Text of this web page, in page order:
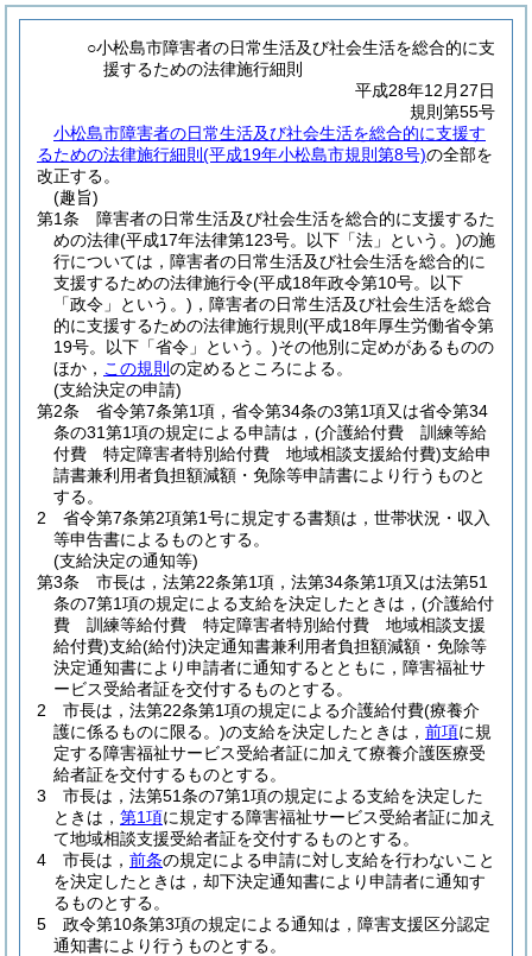
○小松島市障害者の日常生活及び社会生活を総合的に支
援するための法律施行細則
平成28年12月27日
規則第55号
小松島市障害者の日常生活及び社会生活を総合的に支援す
るための法律施行細則(平成19年小松島市規則第8号)の全部を
改正する。
(趣旨)
第1条
障害者の日常生活及び社会生活を総合的に支援するた
めの法律(平成17年法律第123号。以下「法」という。)の施
行については，障害者の日常生活及び社会生活を総合的に
支援するための法律施行令(平成18年政令第10号。以下
「政令」という。) ，障害者の日常生活及び社会生活を総合
的に支援するための法律施行規則 (平成18年厚生労働省令第
19号。以下「省令」という。)その他別に定めがあるものの
ほか， この規則 の定めるところによる。
(支給決定の申請)
第2条
省令第7条第1項，省令第34条の3第1項又は省令第34
条の31第1項の規定による申請は， (介護給付費 訓練等給
付費 特定障害者特別給付費 地域相談支援給付費)支給申
請書兼利用者負担額減額・免除等申請書により行うものと
する。
2
省令第7条第2項第1号に規定する書類は，世帯状況・収入
等申告書によるものとする。
(支給決定の通知等)
第3条
市長は，法第22条第1項，法第34条第1項又は法第51
条の7第1項の規定による支給を決定したときは， (介護給付
費 訓練等給付費 特定障害者特別給付費 地域相談支援
給付費)支給(給付)決定通知書兼利用者負担額減額・免除等
決定通知書により申請者に通知するとともに，障害福祉サ
ービス受給者証を交付するものとする。
2
市長は，法第22条第1項の規定による介護給付費(療養介
護に係るものに限る。)の支給を決定したときは， 前項に規
定する障害福祉サービス受給者証に加えて療養介護医療受
給者証を交付するものとする。
3
市長は，法第51条の7第1項の規定による支給を決定した
ときは， 第1項に規定する障害福祉サービス受給者証に加え
て地域相談支援受給者証を交付するものとする。
4
市長は， 前条の規定による申請に対し支給を行わないこと
を決定したときは，却下決定通知書により申請者に通知す
るものとする。
5
政令第10条第3項の規定による通知は，障害支援区分認定
通知書により行うものとする。